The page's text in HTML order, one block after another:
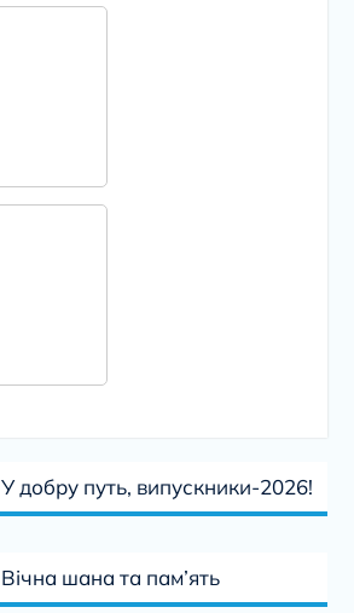
Попередній
запис:
У добру путь, випускники-2026!
запис:
Вічна шана та пам’ять